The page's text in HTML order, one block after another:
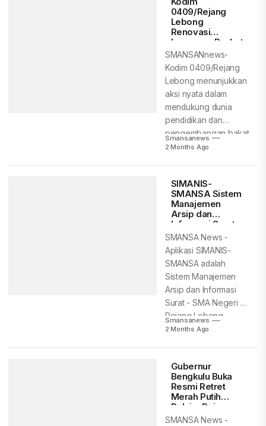
0409/Rejang
Lebong
Renovasi
Lapangan Basket
SMAN 1 untuk
Tingkatkan
Prestasi Siswa
SMANSANnews-
Kodim 0409/Rejang
Lebong menunjukkan
aksi nyata dalam
mendukung dunia
pendidikan dan
pengembangan bakat
generasi muda.
Smansanews
2 Months Ago
SIMANIS-
SMANSA Sistem
Manajemen
Arsip dan
Informasi Surat,
Menuju Smart
School – Edugital
SMANSA News -
Aplikasi SIMANIS-
SMANSA adalah
Sistem Manajemen
Arsip dan Informasi
Surat - SMA Negeri 1
Rejang Lebong,
aplikasi Digitalisasi...
Smansanews
2 Months Ago
Gubernur
Bengkulu Buka
Resmi Retret
Merah Putih
Pelajar Rejang
Lebong
SMANSA News -